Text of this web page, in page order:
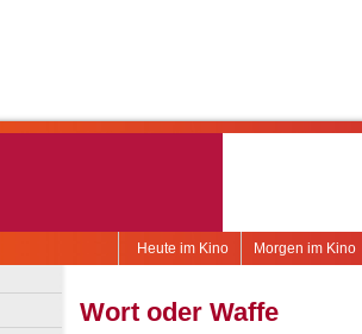
Morgen im Kino
Heute im Kino
Wort oder Waffe